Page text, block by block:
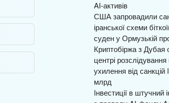
AI-активів
США запровадили
іранської схеми
суден у Ормузькій
Криптобіржа з Дубая
центрі
ухилення від санкцій
млрд
Інвестиції в штучний